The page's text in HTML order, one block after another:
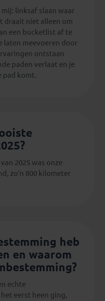
linksaf slaan waar
draait niet alleen om
een bucketlist af te
laten meevoeren door
ontstaan
paden verlaat en je
pad komt.
2025 was onze
zo’n 800 kilometer
heb
en waarom
echte
eerst heen ging,